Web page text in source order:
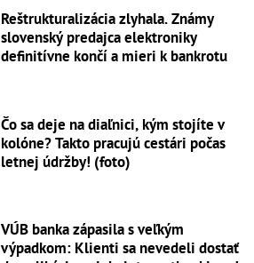
Reštrukturalizácia zlyhala. Známy
slovenský predajca elektroniky
definitívne končí a mieri k bankrotu
Čo sa deje na diaľnici, kým stojíte v
kolóne? Takto pracujú cestári počas
letnej údržby! (foto)
VÚB banka zápasila s veľkým
výpadkom: Klienti sa nevedeli dostať